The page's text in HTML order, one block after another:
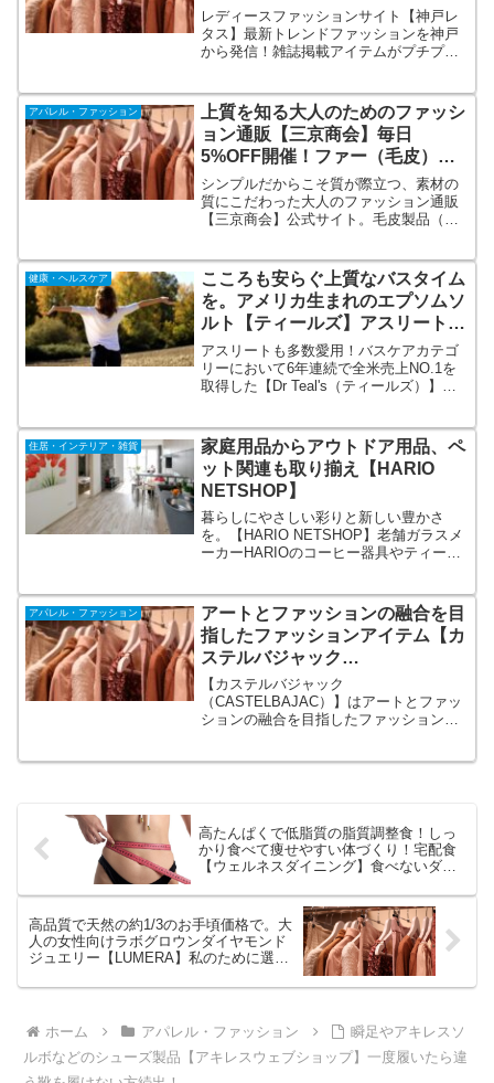
イト！【神戸レタス】
レディースファッションサイト【神戸レ
タス】最新トレンドファッションを神戸
から発信！雑誌掲載アイテムがプチプラ
コーデも10,000円以下でそろっちゃう♪早
速、神戸レタスをチェック！
アパレル・ファッション
上質を知る大人のためのファッシ
ョン通販【三京商会】毎日
5%OFF開催！ファー（毛皮）。
毎日がちょっと良くなる。イイも
のを嬉しい価格で。
シンプルだからこそ質が際立つ、素材の
質にこだわった大人のファッション通販
【三京商会】公式サイト。毛皮製品（ラ
アイテム。本物の質感にこだわった天然
皮革（クロコダイル、オーストリッチ、
パイソンなど）のバッグや財布など。
健康・ヘルスケア
こころも安らぐ上質なバスタイム
を。アメリカ生まれのエプソムソ
ルト【ティールズ】アスリートも
多数愛用！
アスリートも多数愛用！バスケアカテゴ
リーにおいて6年連続で全米売上NO.1を
取得した【Dr Teal's（ティールズ）】の
の後にも。話題のエプソムソルトが温浴
効果を高め、血行促進や疲労回復に。
住居・インテリア・雑貨
家庭用品からアウトドア用品、ペ
ット関連も取り揃え【HARIO
NETSHOP】
暮らしにやさしい彩りと新しい豊かさ
を。【HARIO NETSHOP】老舗ガラスメ
ーカーHARIOのコーヒー器具やティー器
独自開発のペット用品やアウトドア用品
まで幅広く展開しています。
アパレル・ファッション
アートとファッションの融合を目
指したファッションアイテム【カ
ステルバジャック
（CASTELBAJAC）】
【カステルバジャック
（CASTELBAJAC）】はアートとファッ
ションの融合を目指したファッションア
ています。
高たんぱくで低脂質の脂質調整食！しっ
かり食べて痩せやすい体づくり！宅配食
【ウェルネスダイニング】食べないダイ
高品質で天然の約1/3のお手頃価格で。大
人の女性向けラボグロウンダイヤモンド
ジュエリー【LUMERA】私のために選ぶ
ホーム アパレル・ファッション
瞬足やアキレスソ
ルボなどのシューズ製品【アキレスウェブショップ】一度履いたら違